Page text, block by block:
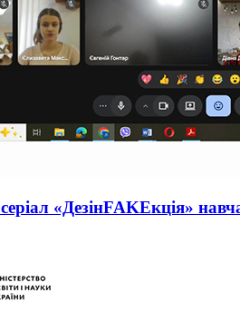
«ДезінFAKEкція»